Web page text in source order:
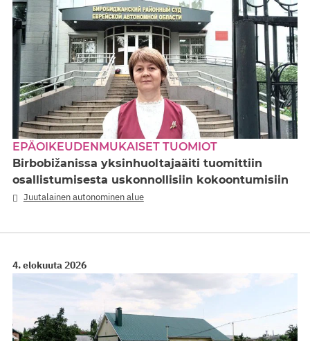
EPÄOIKEUDENMUKAISET TUOMIOT
Birbobižanissa yksinhuoltajaäiti tuomittiin
osallistumisesta uskonnollisiin kokoontumisiin
Juutalainen autonominen alue
4. elokuuta 2026